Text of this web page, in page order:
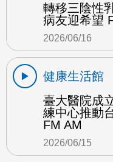
轉移三陰性
病友迎希望
2026/06/16
健康生活館
臺大醫院成
練中心推動
FM AM
2026/06/15